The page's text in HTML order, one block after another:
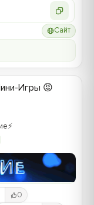
Сайт
Игры 😡
0